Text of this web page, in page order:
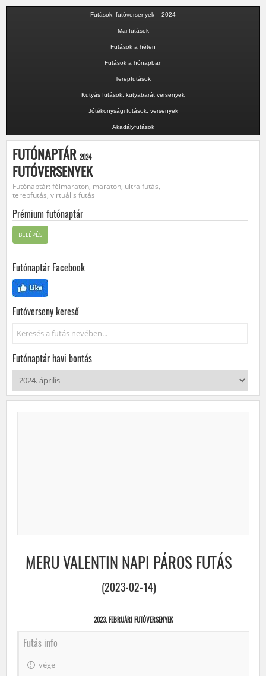
Futások, futóversenyek – 2024
Mai futások
Futások a héten
Futások a hónapban
Terepfutások
Kutyás futások, kutyabarát versenyek
Jótékonysági futások, versenyek
Akadályfutások
FUTÓNAPTÁR 2024
FUTÓVERSENYEK
Futónaptár: félmaraton, maraton, ultra futás,
terepfutás, virtuális futás
Prémium futónaptár
BELÉPÉS
Futónaptár Facebook
Futóverseny kereső
Keresés...
Futónaptár havi bontás
MERU VALENTIN NAPI PÁROS FUTÁS
(2023-02-14)
2023. FEBRUÁRI FUTÓVERSENYEK
Futás info
vége